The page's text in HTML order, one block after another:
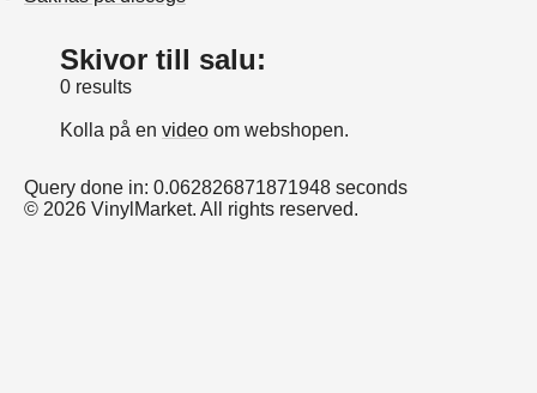
Skivor till salu:
0 results
Kolla på en video om webshopen.
Query done in: 0.062826871871948 seconds
© 2026 VinylMarket. All rights reserved.